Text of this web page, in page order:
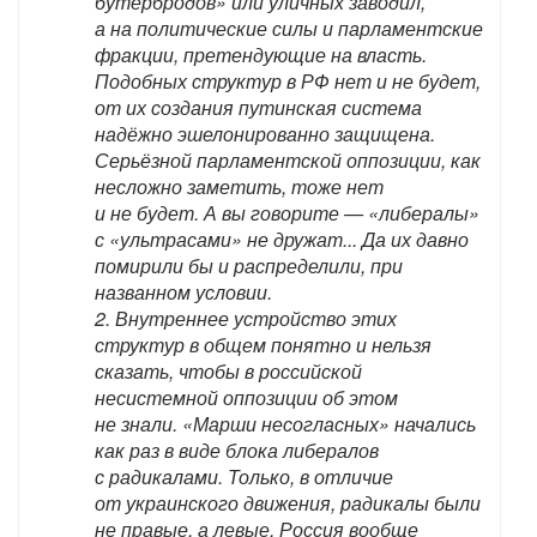
а на политические силы и парламентские
фракции, претендующие на власть.
Подобных структур в РФ нет и не будет,
от их создания путинская система
надёжно эшелонированно защищена.
Серьёзной парламентской оппозиции, как
несложно заметить, тоже нет
и не будет. А вы говорите — «либералы»
с «ультрасами» не дружат... Да их давно
помирили бы и распределили, при
названном условии.
2. Внутреннее устройство этих
структур в общем понятно и нельзя
сказать, чтобы в российской
несистемной оппозиции об этом
не знали. «Марши несогласных» начались
как раз в виде блока либералов
с радикалами. Только, в отличие
от украинского движения, радикалы были
не правые, а левые. Россия вообще